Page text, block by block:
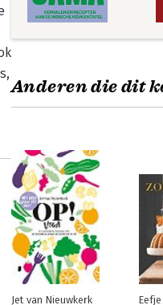
Anderen die dit
Jet van Nieuwkerk